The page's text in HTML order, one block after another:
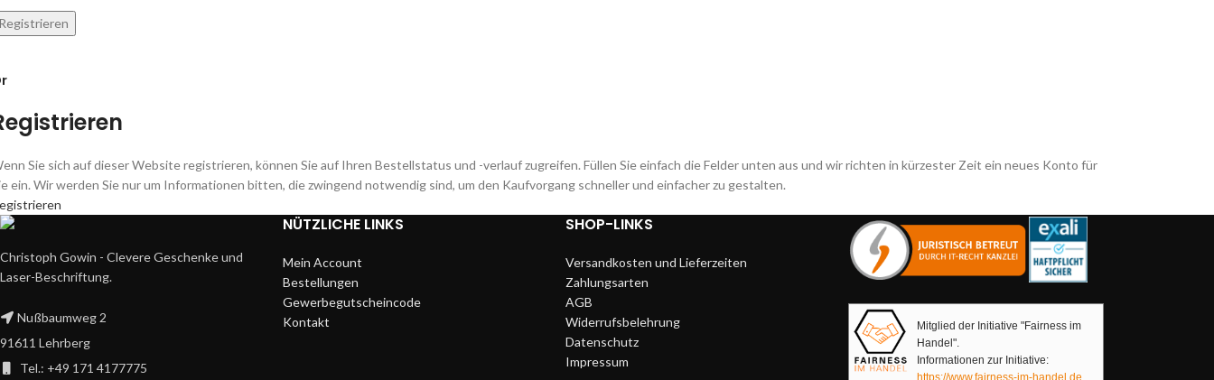
Sie sich auf dieser Website registrieren, können Sie auf Ihren Bestellstatus und -verlauf zugreifen. Füllen Sie einfach die Felder unten aus und wir richten in kürzester Zeit ein neues Konto für
ein. Wir werden Sie nur um Informationen bitten, die zwingend notwendig sind, um den Kaufvorgang schneller und einfacher zu gestalten.
Christoph Gowin - Clevere Geschenke und
Laser-Beschriftung.
Nußbaumweg 2
91611 Lehrberg
Tel.: +49 171 4177775
NÜTZLICHE LINKS
Mein Account
Bestellungen
Gewerbegutscheincode
Kontakt
SHOP-LINKS
Versandkosten und Lieferzeiten
Zahlungsarten
AGB
Widerrufsbelehrung
Datenschutz
Impressum
Mitglied der Initiative "Fairness im
Handel".
Informationen zur Initiative:
https://www.fairness-im-handel.de